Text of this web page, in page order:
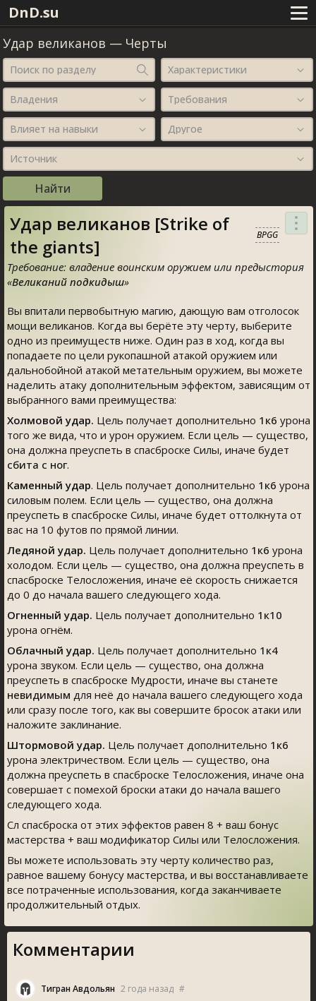
DnD.su
Удар великанов — Черты
Поиск по разделу Характеристики
Владения Требования
Влияет на навыки Другое
Источник
Удар великанов [Strike of
the giants]
BPGG
Требование: владение воинским оружием или предыстория
«Великаний подкидыш»
Вы впитали первобытную магию, дающую вам отголосок
мощи великанов. Когда вы берёте эту черту, выберите
одно из преимуществ ниже. Один раз в ход, когда вы
попадаете по цели рукопашной атакой оружием или
дальнобойной атакой метательным оружием, вы можете
наделить атаку дополнительным эффектом, зависящим от
выбранного вами преимущества:
Холмовой удар. Цель получает дополнительно 1к6 урона
того же вида, что и урон оружием. Если цель — существо,
она должна преуспеть в спасброске Силы, иначе будет
сбита с ног.
Каменный удар. Цель получает дополнительно 1к6 урона
силовым полем. Если цель — существо, она должна
преуспеть в спасброске Силы, иначе будет оттолкнута от
вас на 10 футов по прямой линии.
Ледяной удар. Цель получает дополнительно 1к6 урона
холодом. Если цель — существо, она должна преуспеть в
спасброске Телосложения, иначе её скорость снижается
до 0 до начала вашего следующего хода.
Огненный удар. Цель получает дополнительно 1к10
урона огнём.
Облачный удар. Цель получает дополнительно 1к4
урона звуком. Если цель — существо, она должна
преуспеть в спасброске Мудрости, иначе вы станете
невидимым для неё до начала вашего следующего хода
или сразу после того, как вы совершите бросок атаки или
наложите заклинание.
Штормовой удар. Цель получает дополнительно 1к6
урона электричеством. Если цель — существо, она
должна преуспеть в спасброске Телосложения, иначе она
совершает с помехой броски атаки до начала вашего
следующего хода.
Сл спасброска от этих эффектов равен 8 + ваш бонус
мастерства + ваш модификатор Силы или Телосложения.
Вы можете использовать эту черту количество раз,
равное вашему бонусу мастерства, и вы восстанавливаете
все потраченные использования, когда заканчиваете
продолжительный отдых.
Комментарии
Тигран Авдольян 2 года назад #